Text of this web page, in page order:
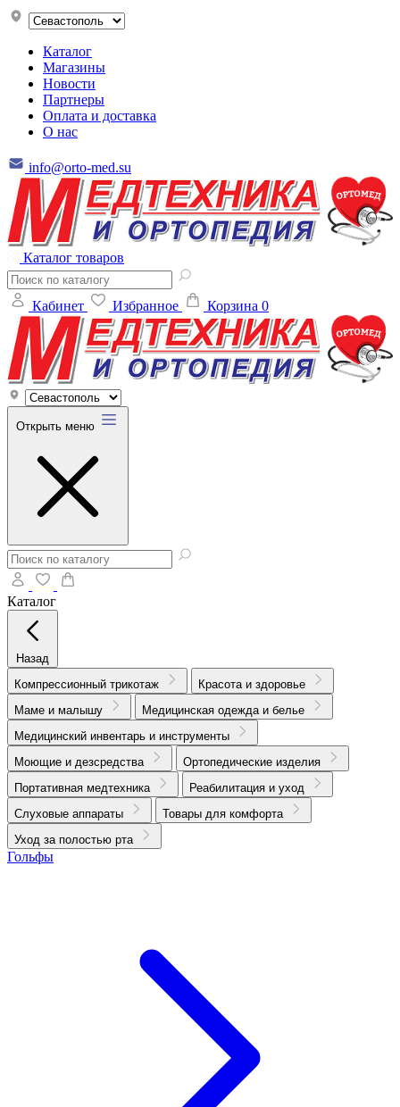
Каталог
Магазины
Новости
Партнеры
Оплата и доставка
О нас
info@orto-med.su
Каталог товаров
Кабинет Избранное Корзина 0
Открыть меню
Каталог
Назад
Компрессионный трикотаж
Красота и здоровье
Маме и малышу
Медицинская одежда и белье
Медицинский инвентарь и инструменты
Моющие и дезсредства
Ортопедические изделия
Портативная медтехника
Реабилитация и уход
Слуховые аппараты
Товары для комфорта
Уход за полостью рта
Гольфы